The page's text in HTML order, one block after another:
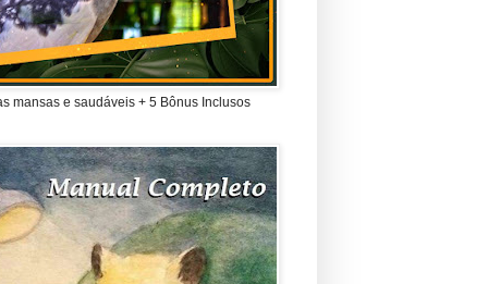
mansas e saudáveis + 5 Bônus Inclusos